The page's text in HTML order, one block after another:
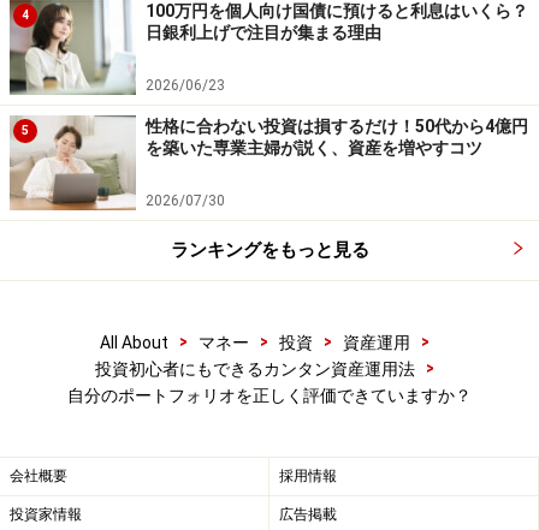
あやまった評価方法をとっていると、経験を重ねていて
も学びにつながりません。よって、成功は再現しませ
ん。
※記事内容は執筆時点のものです。最新の内容をご確認くださ
い。
本記事の内容は一般的な情報提供を目的としており、特定の金融
商品や投資行動を推奨するものではありません。
投資や資産運用に関する最終的なご判断はご自身の責任において
最新の情報や詳細については、必ず各金融機関やサービス提供者
の公式情報をご確認ください。
4
100万円を個人向け国債に預けると利息はいくら？
日銀利上げで注目が集まる理由
2026/06/23
5
性格に合わない投資は損するだけ！50代から4億円
を築いた専業主婦が説く、資産を増やすコツ
2026/07/30
ランキングをもっと見る
All About > マネー > 投資 > 資産運用
>
投資初心者にもできるカンタン資産運用法
>
自分のポートフォリオを正しく評価できていますか？
会社概要 採用情報
投資家情報 広告掲載